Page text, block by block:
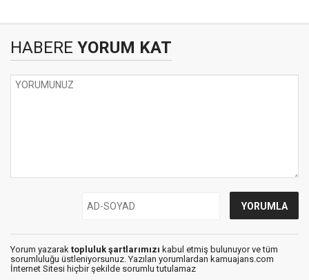
HABERE YORUM KAT
Yorum yazarak topluluk şartlarımızı kabul etmiş bulunuyor ve tüm
sorumluluğu üstleniyorsunuz. Yazılan yorumlardan kamuajans.com
İnternet Sitesi hiçbir şekilde sorumlu tutulamaz